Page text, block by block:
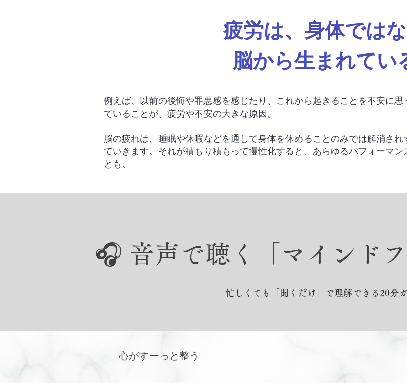
疲労は、身体ではな
脳から生まれてい
例えば、以前の後悔や罪悪感を感じたり、これから起きることを不安に
ていることが、疲労や不安の大きな原因。
脳の疲れは、睡眠や休暇などを通して身体を休めることのみでは解消さ
ていきます。それが積もり積もって慢性化すると、あらゆるパフォーマ
とも。
🎧 音声で聴く「マインド
忙しくても「聞くだけ」で理解できる20分ガ
心がすーっと整う